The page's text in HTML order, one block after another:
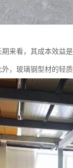
来看，其成本效益
，玻璃钢型材的轻